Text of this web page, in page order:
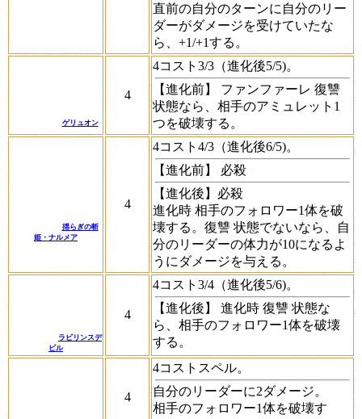
直前の自分のターンに自分のリー
ダーがダメージを受けていたな
ら、+1/+1する。
ゲリュオン
4
4コスト3/3（進化後5/5)。
【進化前】 ファンファーレ 復讐
状態なら、相手のアミュレット1
つを破壊する。
揺らぎの斬
姫・ナルメア
4
4コスト4/3（進化後6/5)。
【進化前】 必殺
【進化後】 必殺
進化時 相手のフォロワー1体を破
壊する。 復讐 状態でないなら、自
分のリーダーの体力が10になるよ
うにダメージを与える。
ラビリンスデ
ビル
4
4コスト3/4（進化後5/6)。
【進化後】 進化時 復讐 状態な
ら、相手のフォロワー1体を破壊
する。
4
4コストスペル。
自分のリーダーに2ダメージ。
相手のフォロワー1体を破壊す